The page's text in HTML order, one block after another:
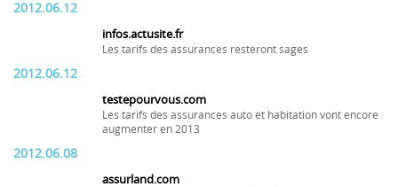
2012.06.12
infos.actusite.fr
Les tarifs des assurances resteront sages
2012.06.12
testepourvous.com
Les tarifs des assurances auto et habitation vont encore
augmenter en 2013
2012.06.08
assurland.com